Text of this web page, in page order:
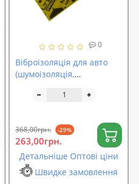
0
Віброізоляція для авто
(шумоізоляція,
автомобіля) SoundProOFF
368,00грн. -29%
263,00грн.
Детальніше Оптові ціни
Швидке замовлення